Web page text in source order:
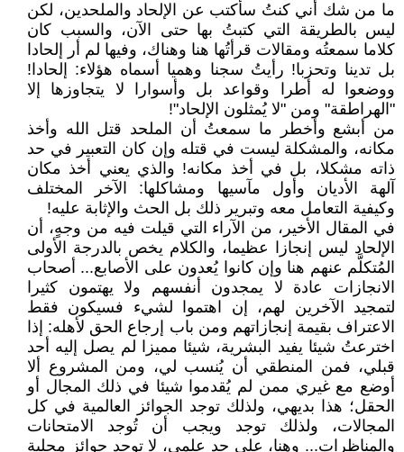
ما من شك أني كنتُ سأكتب عن الإلحاد والملحدين، لكن
ليس بالطريقة التي كتبتُ بها حتى الآن، والسبب كان
كلاما سمعتُه ومقالات قرأتُها هنا وهناك، وفيها لم أر إلحادا
بل تدينا وتحزبا! رأيتُ سجنا وهميا أسماه هؤلاء: إلحادا!
ووضعوا له أطرا وقواعد بل وأسوارا لا يتجاوزها إلا
"الهراطقة" ومن "لا يُمثلون الإلحاد"!
من أبشع وأخطر ما سمعتُ أن الملحد قتل الله وأخذ
مكانه، والمشكلة ليست في قتله وإن كان التعبير في حد
ذاته مشكلا، بل في أخذ مكانه! والذي يعني أخذ مكان
آلهة الأديان وأول مآسيها ومشاكلها: الآخر المختلف
وكيفية التعامل معه وتبرير ذلك بل الحث والإثابة عليه!
في المقال الأخير، من الآراء التي قيلت فيه من وجهٍ، أن
الإلحاد ليس إنجازا عظيما، والكلام يخص بالدرجة الأولى
المُتكلَّم عنهم هنا وإن كانوا يُعدون على الأصابع... أصحاب
الانجازات عادة لا يمجدون أنفسهم ولا يهتمون كثيرا
لتمجيد الآخرين لهم، إن اهتموا لشيء فسيكون فقط
الاعتراف بقيمة إنجازاتهم ومن باب إرجاع الحق لأهله: إذا
اخترعتُ شيئا يفيد البشرية، شيئا مميزا لم يصل إليه أحد
قبلي، فمن المنطقي أن يُنسب لي، ومن المشروع ألا
أوضع مع غيري ممن لم يُقدموا شيئا في ذلك المجال أو
الحقل؛ هذا بديهي، ولذلك توجد الجوائز العالمية في كل
المجالات، ولذلك توجد ويجب أن تُوجد الامتحانات
والمناظرات... وهنا، على حد علمي، لا توجد جوائز محلية